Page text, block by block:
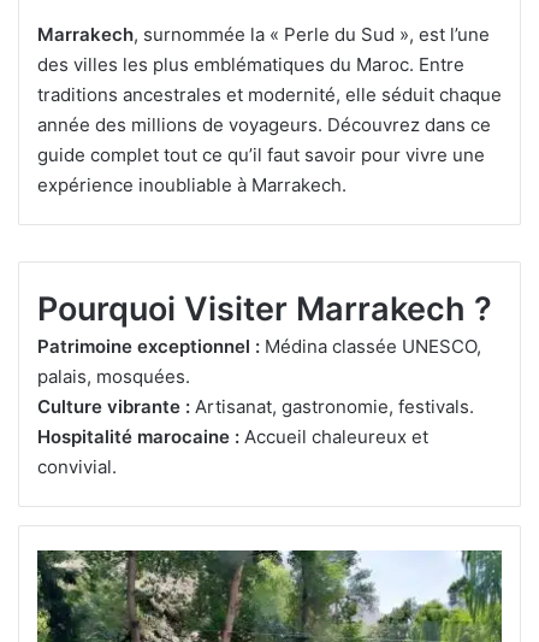
Marrakech, surnommée la « Perle du Sud », est l’une
des villes les plus emblématiques du Maroc. Entre
traditions ancestrales et modernité, elle séduit chaque
année des millions de voyageurs. Découvrez dans ce
guide complet tout ce qu’il faut savoir pour vivre une
expérience inoubliable à Marrakech.
Articles et Guides sur Marrakech
Pourquoi Visiter Marrakech ?
Patrimoine exceptionnel : Médina classée UNESCO,
palais, mosquées.
Culture vibrante : Artisanat, gastronomie, festivals.
Hospitalité marocaine : Accueil chaleureux et
convivial.